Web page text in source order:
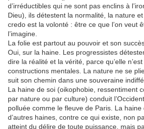
d’irréductibles qui ne sont pas enclins à
Dieu), ils détestent la normalité, la nature
credo est la volonté : être ce que l’on veut
l’imagine.
La folie est partout au pouvoir et son
Oui, sur la haine. Les progressistes
dire la réalité et la vérité, parce qu’elle
constructions mentales. La nature ne se
suit son chemin dans une souveraine
La haine de soi (oikophobie, ressentiment
par nature ou par culture) conduit
polluée comme le fleuve de Paris. La
d’autres haines, contre ce qui existe, non
atteint du délire de toute puissance, mais